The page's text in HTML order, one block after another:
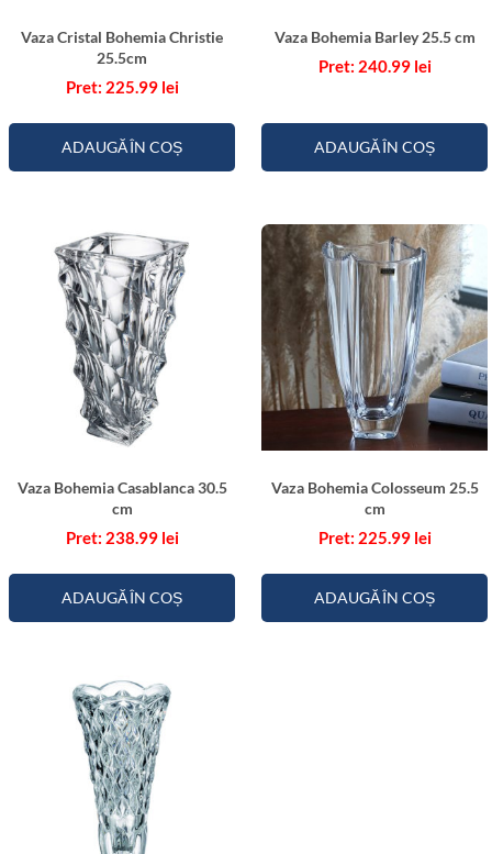
Vaza Cristal Bohemia Christie
25.5cm
225.99 lei
ADAUGĂ ÎN COȘ
Vaza Bohemia Barley 25.5 cm
240.99 lei
ADAUGĂ ÎN COȘ
Vaza Bohemia Casablanca 30.5
cm
238.99 lei
ADAUGĂ ÎN COȘ
Vaza Bohemia Colosseum 25.5
cm
225.99 lei
ADAUGĂ ÎN COȘ